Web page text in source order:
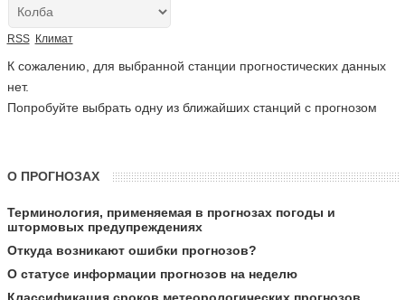
RSS Климат
К сожалению, для выбранной станции прогностических данных
нет.
Попробуйте выбрать одну из ближайших станций с прогнозом
О ПРОГНОЗАХ
Терминология, применяемая в прогнозах погоды и
штормовых предупреждениях
Откуда возникают ошибки прогнозов?
О статусе информации прогнозов на неделю
Классификация сроков метеорологических прогнозов